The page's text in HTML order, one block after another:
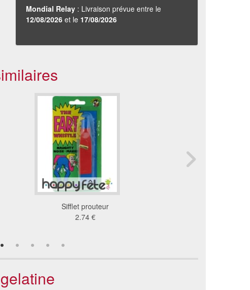
Mondial Relay : Livraison prévue entre le
12/08/2026 et le 17/08/2026
Sifflet prouteur
2.74 €